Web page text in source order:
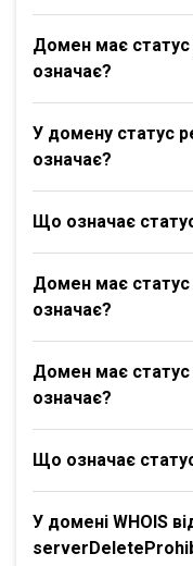
Домен має
означає?
У домену статус
означає?
Що означає
Домен має
означає?
Домен має
означає?
Що означає
У домені WHOIS